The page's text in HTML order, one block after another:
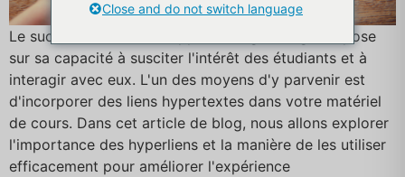
Le succès d'un cours d'apprentissage en ligne repose
sur sa capacité à susciter l'intérêt des étudiants et à
interagir avec eux. L'un des moyens d'y parvenir est
d'incorporer des liens hypertextes dans votre matériel
de cours. Dans cet article de blog, nous allons explorer
l'importance des hyperliens et la manière de les utiliser
efficacement pour améliorer l'expérience
Close and do not switch language